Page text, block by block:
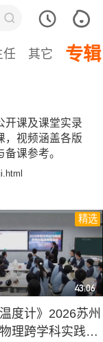
任 其它 专辑
开课及课堂实录
，视频涵盖各版
课参考。
精选
43:06
温度计》2026苏州
理跨学科实践教